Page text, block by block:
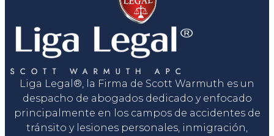
Liga Legal®, la Firma de Scott Warmuth es un
despacho de abogados dedicado y enfocado
principalmente en los campos de accidentes de
tránsito y lesiones personales, inmigración,